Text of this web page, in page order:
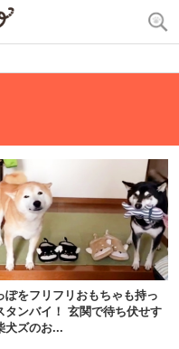
ぽをフリフリおもちゃも持っ
タンバイ！ 玄関で待ち伏せす
犬ズのお...